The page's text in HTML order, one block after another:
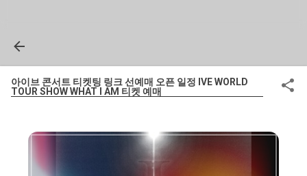
아이브 콘서트 티켓팅 링크 선예매 오픈 일정 IVE WORLD
TOUR SHOW WHAT I AM 티켓 예매